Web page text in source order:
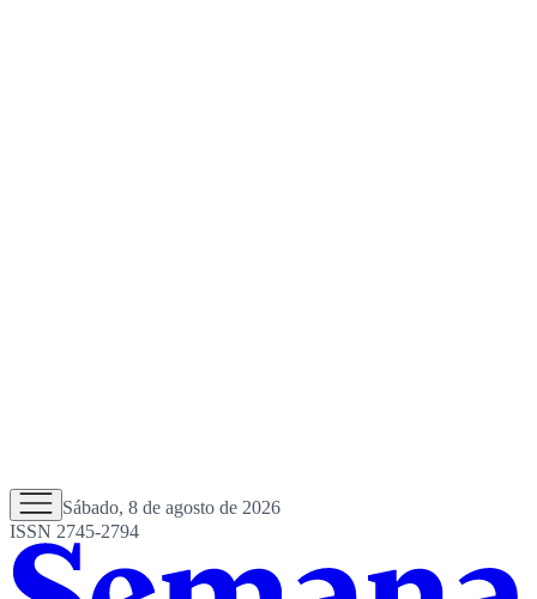
Sábado, 8 de agosto de 2026
ISSN 2745-2794